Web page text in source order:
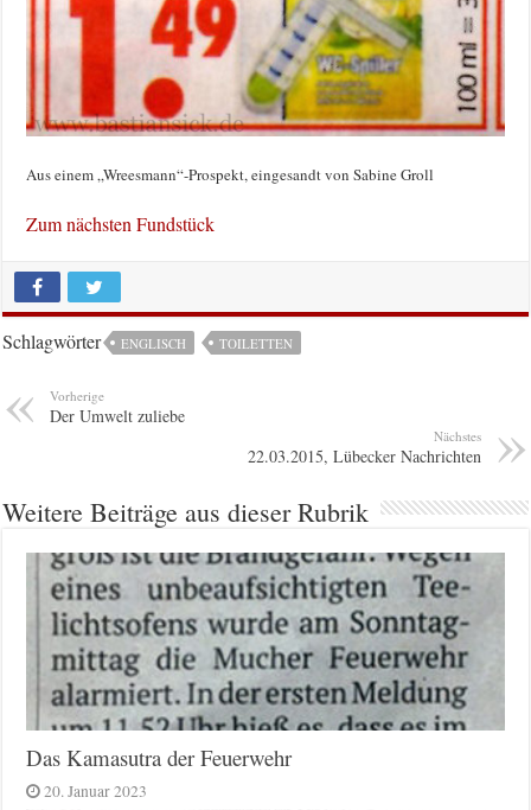
Aus einem „Wreesmann“-Prospekt, eingesandt von Sabine Groll
Zum nächsten Fundstück
Schlagwörter ENGLISCH TOILETTEN
Vorherige
Der Umwelt zuliebe
Nächstes
22.03.2015, Lübecker Nachrichten
Weitere Beiträge aus dieser Rubrik
Das Kamasutra der Feuerwehr
20. Januar 2023